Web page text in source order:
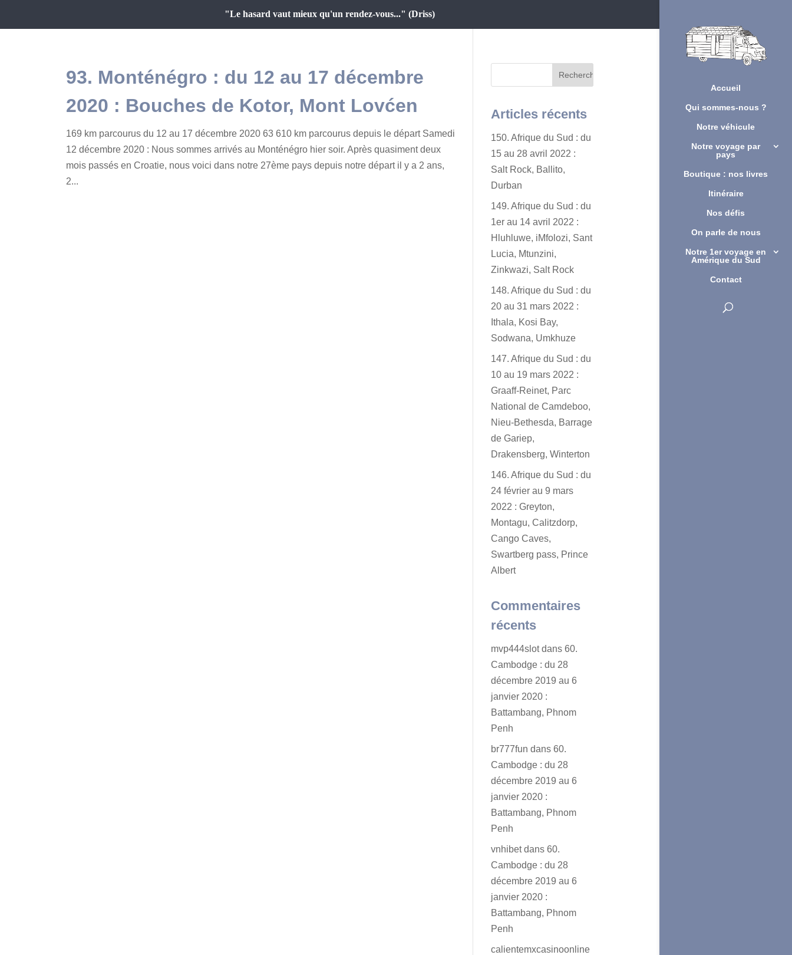
"Le hasard vaut mieux qu'un rendez-vous..." (Driss)
Accueil
Qui sommes-nous ?
Notre véhicule
Notre voyage par
pays
Boutique : nos livres
Itinéraire
Nos défis
On parle de nous
Notre 1er voyage en
Amérique du Sud
Contact
93. Monténégro : du 12 au 17 décembre
2020 : Bouches de Kotor, Mont Lovćen
169 km parcourus du 12 au 17 décembre 2020 63 610 km parcourus depuis le départ Samedi
12 décembre 2020 : Nous sommes arrivés au Monténégro hier soir. Après quasiment deux
mois passés en Croatie, nous voici dans notre 27ème pays depuis notre départ il y a 2 ans,
2...
Articles récents
150. Afrique du Sud : du
15 au 28 avril 2022 :
Salt Rock, Ballito,
Durban
149. Afrique du Sud : du
1er au 14 avril 2022 :
Hluhluwe, iMfolozi, Sant
Lucia, Mtunzini,
Zinkwazi, Salt Rock
148. Afrique du Sud : du
20 au 31 mars 2022 :
Ithala, Kosi Bay,
Sodwana, Umkhuze
147. Afrique du Sud : du
10 au 19 mars 2022 :
Graaff-Reinet, Parc
National de Camdeboo,
Nieu-Bethesda, Barrage
de Gariep,
Drakensberg, Winterton
146. Afrique du Sud : du
24 février au 9 mars
2022 : Greyton,
Montagu, Calitzdorp,
Cango Caves,
Swartberg pass, Prince
Albert
Commentaires
récents
mvp444slotdans60.
Cambodge : du 28
décembre 2019 au 6
janvier 2020 :
Battambang, Phnom
Penh
br777fun dans60.
Cambodge : du 28
décembre 2019 au 6
janvier 2020 :
Battambang, Phnom
Penh
vnhibetdans60.
Cambodge : du 28
décembre 2019 au 6
janvier 2020 :
Battambang, Phnom
Penh
calientemxcasinoonline